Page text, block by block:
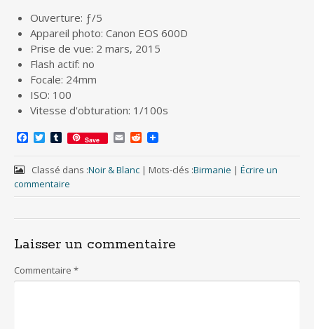
Ouverture: ƒ/5
Appareil photo: Canon EOS 600D
Prise de vue: 2 mars, 2015
Flash actif: no
Focale: 24mm
ISO: 100
Vitesse d'obturation: 1/100s
c
e
b
o
k
T
i
t
t
e
T
u
m
b
l
r
Save E
a
i
R
d
d
t
Classé dans :Noir & Blanc | Mots-clés :Birmanie | Écrire un
commentaire
Laisser un commentaire
Commentaire *